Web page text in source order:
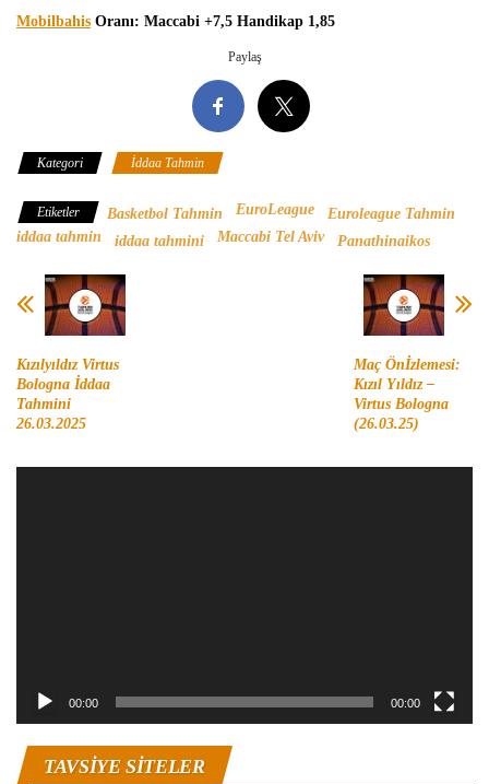
Mobilbahis Oranı: Maccabi +7,5 Handikap 1,85
Paylaş
Kategori İddaa Tahmin
Etiketler Basketbol Tahmin EuroLeague
Euroleague Tahmin
iddaa tahmin
iddaa tahmini Maccabi Tel Aviv Panathinaikos
Kızılyıldız Virtus
Bologna İddaa
Tahmini
26.03.2025
Maç Önİzlemesi:
Kızıl Yıldız –
Virtus Bologna
(26.03.25)
00:00 00:00
TAVSIYE SITELER